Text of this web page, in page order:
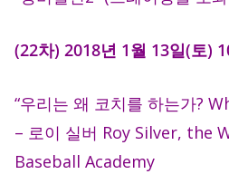
(22차) 2018년 1월 13일(토)
“우리는 왜 코치를 하는가?
– 로이 실버 Roy Silver, the
Baseball Academy